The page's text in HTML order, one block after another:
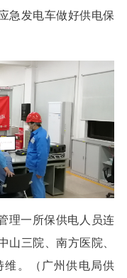
急发电车做好供电保
理一所保供电人员连
山三院、南方医院、
维。（广州供电局供